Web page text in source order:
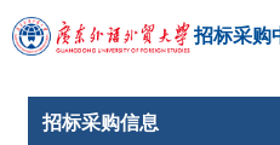
招标采购
招标采购信息